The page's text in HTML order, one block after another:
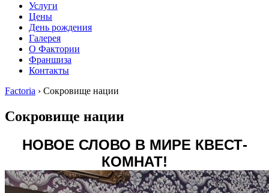
Услуги
Цены
День рождения
Галерея
О Фактории
Франшиза
Контакты
Factoria › Сокровище нации
Сокровище нации
НОВОЕ СЛОВО В МИРЕ КВЕСТ-
КОМНАТ!